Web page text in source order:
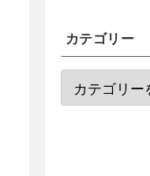
カテゴリー